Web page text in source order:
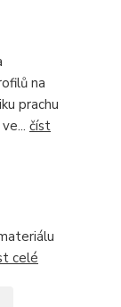
na
prachu
číst
celé